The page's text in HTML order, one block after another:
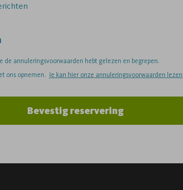
de annuleringsvoorwaarden hebt gelezen en begrepen.
ons opnemen. Je kan hier onze annuleringsvoorwaarden lezen
Bevestig reservering